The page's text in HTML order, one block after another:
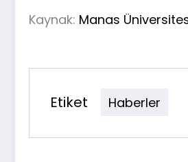
Kaynak: Manas
Etiket Haberler